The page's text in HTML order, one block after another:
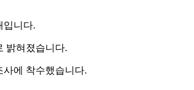
입니다.
밝혀졌습니다.
에 착수했습니다.